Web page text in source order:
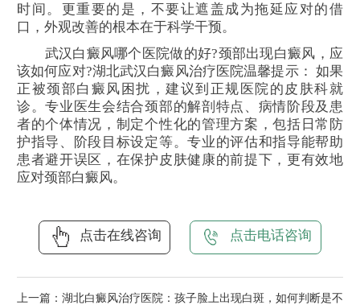
时间。更重要的是，不要让遮盖成为拖延应对的借
口，外观改善的根本在于科学干预。
武汉白癜风哪个医院做的好?颈部出现白癜风，应
该如何应对?湖北武汉白癜风治疗医院温馨提示： 如果
正被颈部白癜风困扰，建议到正规医院的皮肤科就
诊。专业医生会结合颈部的解剖特点、病情阶段及患
者的个体情况，制定个性化的管理方案，包括日常防
护指导、阶段目标设定等。专业的评估和指导能帮助
患者避开误区，在保护皮肤健康的前提下，更有效地
应对颈部白癜风。
点击在线咨询 点击电话咨询
上一篇： 湖北白癜风治疗医院：孩子脸上出现白斑，如何判断是不